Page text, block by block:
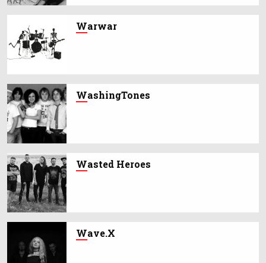
Warwar
WashingTones
Wasted Heroes
Wave.X